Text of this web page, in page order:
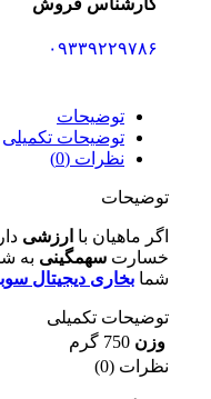
۰۹۳۳۹۲۲۹۷۸۶
توضیحات
توضیحات تکمیلی
نظرات (0)
توضیحات
اگر ماهیان با ارزشی
خسارت سهمگینی به
شما بخاری دیجیتال
توضیحات تکمیلی
وزن 750 گرم
نظرات (0)